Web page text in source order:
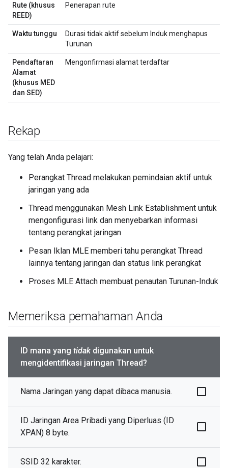
Rute (khusus
REED)
Penerapan rute
Waktu tunggu
Durasi tidak aktif sebelum Induk menghapus
Turunan
Pendaftaran
Alamat
(khusus MED
dan SED)
Mengonfirmasi alamat terdaftar
Rekap
Yang telah Anda pelajari:
Perangkat Thread melakukan pemindaian aktif untuk
jaringan yang ada
Thread menggunakan Mesh Link Establishment untuk
mengonfigurasi link dan menyebarkan informasi
tentang perangkat jaringan
Pesan Iklan MLE memberi tahu perangkat Thread
lainnya tentang jaringan dan status link perangkat
Proses MLE Attach membuat penautan Turunan-Induk
Memeriksa pemahaman Anda
ID mana yang tidakdigunakan untuk
mengidentifikasi jaringan Thread?
Nama Jaringan yang dapat dibaca manusia.
ID Jaringan Area Pribadi yang Diperluas (ID
XPAN) 8 byte.
SSID 32 karakter.